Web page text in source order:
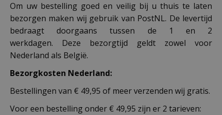
Om uw bestelling goed en veilig bij u thuis te laten
bezorgen maken wij gebruik van PostNL. De levertijd
bedraagt doorgaans tussen de 1 en 2
werkdagen. Deze bezorgtijd geldt zowel voor
Nederland als België.
Bezorgkosten Nederland:
Bestellingen van € 49,95 of meer verzenden wij gratis.
Voor een bestelling onder € 49,95 zijn er 2 tarieven: